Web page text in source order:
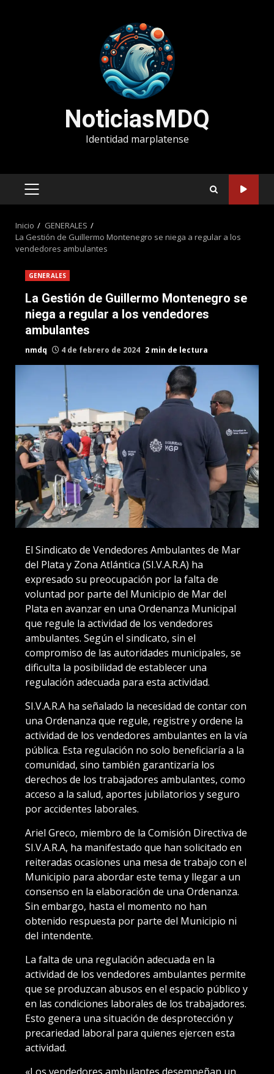
NoticiasMDQ
Identidad marplatense
MENÚ
Inicio
GENERALES
La Gestión de Guillermo Montenegro se niega a regular a los
vendedores ambulantes
GENERALES
La Gestión de Guillermo Montenegro se
niega a regular a los vendedores
ambulantes
nmdq 4 de febrero de 2024 2 min de lectura
El Sindicato de Vendedores Ambulantes de Mar
del Plata y Zona Atlántica (SI.V.A.R.A) ha
expresado su preocupación por la falta de
voluntad por parte del Municipio de Mar del
Plata en avanzar en una Ordenanza Municipal
que regule la actividad de los vendedores
ambulantes. Según el sindicato, sin el
compromiso de las autoridades municipales, se
dificulta la posibilidad de establecer una
regulación adecuada para esta actividad.
SI.V.A.R.A ha señalado la necesidad de contar con
una Ordenanza que regule, registre y ordene la
actividad de los vendedores ambulantes en la vía
pública. Esta regulación no solo beneficiaría a la
comunidad, sino también garantizaría los
derechos de los trabajadores ambulantes, como
acceso a la salud, aportes jubilatorios y seguro
por accidentes laborales.
Ariel Greco, miembro de la Comisión Directiva de
SI.V.A.R.A, ha manifestado que han solicitado en
reiteradas ocasiones una mesa de trabajo con el
Municipio para abordar este tema y llegar a un
consenso en la elaboración de una Ordenanza.
Sin embargo, hasta el momento no han
obtenido respuesta por parte del Municipio ni
del intendente.
La falta de una regulación adecuada en la
actividad de los vendedores ambulantes permite
que se produzcan abusos en el espacio público y
en las condiciones laborales de los trabajadores.
Esto genera una situación de desprotección y
precariedad laboral para quienes ejercen esta
actividad.